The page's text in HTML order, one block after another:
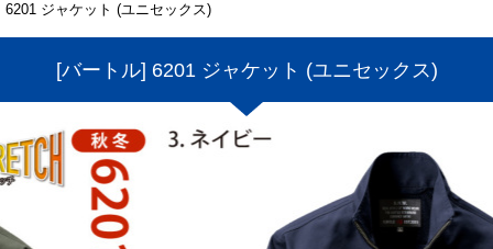
6201 ジャケット (ユニセックス)
[バートル] 6201 ジャケット (ユニセックス)